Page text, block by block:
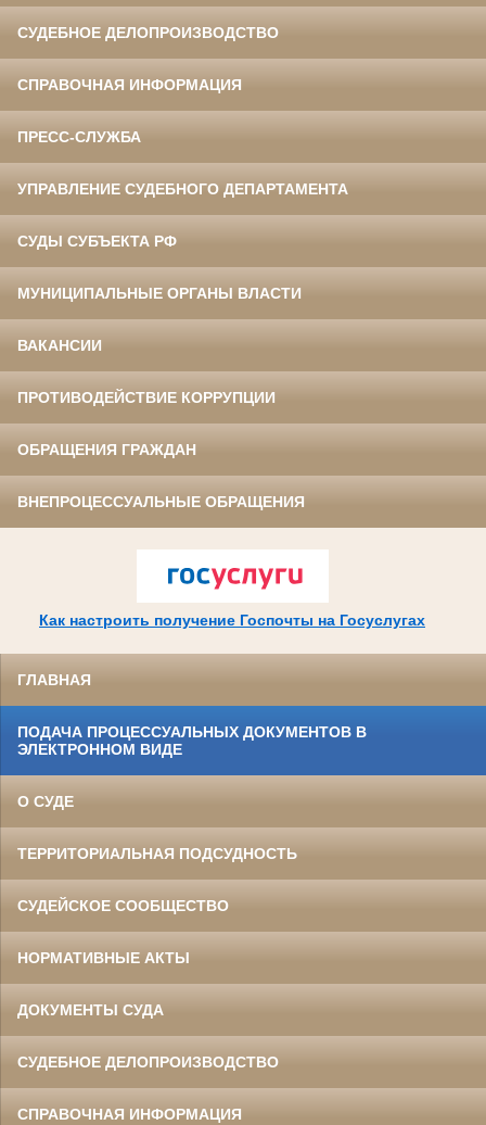
СУДЕБНОЕ ДЕЛОПРОИЗВОДСТВО
СПРАВОЧНАЯ ИНФОРМАЦИЯ
ПРЕСС-СЛУЖБА
УПРАВЛЕНИЕ СУДЕБНОГО ДЕПАРТАМЕНТА
СУДЫ СУБЪЕКТА РФ
МУНИЦИПАЛЬНЫЕ ОРГАНЫ ВЛАСТИ
ВАКАНСИИ
ПРОТИВОДЕЙСТВИЕ КОРРУПЦИИ
ОБРАЩЕНИЯ ГРАЖДАН
ВНЕПРОЦЕССУАЛЬНЫЕ ОБРАЩЕНИЯ
Как настроить получение Госпочты на Госуслугах
ГЛАВНАЯ
ПОДАЧА ПРОЦЕССУАЛЬНЫХ ДОКУМЕНТОВ В
ЭЛЕКТРОННОМ ВИДЕ
О СУДЕ
ТЕРРИТОРИАЛЬНАЯ ПОДСУДНОСТЬ
СУДЕЙСКОЕ СООБЩЕСТВО
НОРМАТИВНЫЕ АКТЫ
ДОКУМЕНТЫ СУДА
СУДЕБНОЕ ДЕЛОПРОИЗВОДСТВО
СПРАВОЧНАЯ ИНФОРМАЦИЯ